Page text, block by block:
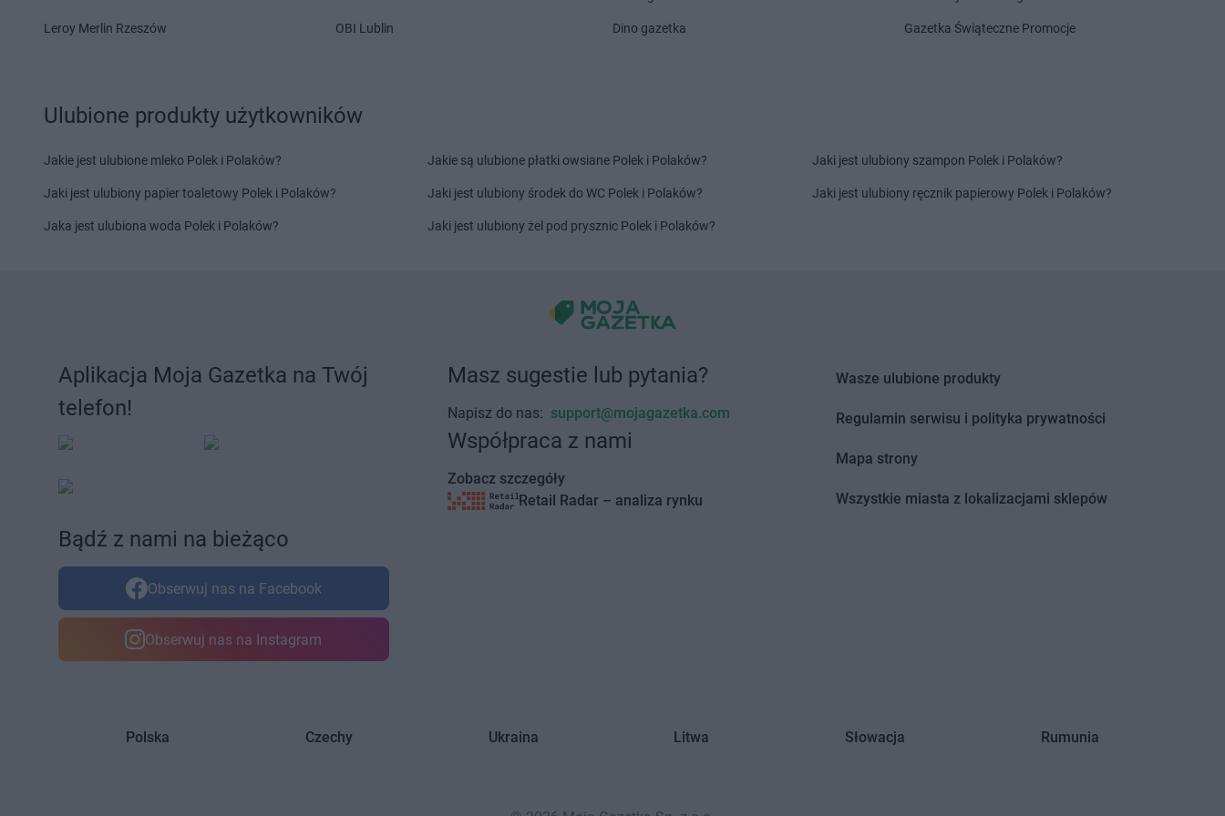
Hitpol Węglówka
Wiewiórka
Wola Piskulina
Leroy Merlin Rzeszów OBI Lublin Dino gazetka Gazetka Świąteczne Promocje
Ulubione produkty użytkowników
Jakie jest ulubione mleko Polek i Polaków?
Jaki jest ulubiony papier toaletowy Polek i Polaków?
Jaka jest ulubiona woda Polek i Polaków?
Jakie są ulubione płatki owsiane Polek i Polaków?
Jaki jest ulubiony środek do WC Polek i Polaków?
Jaki jest ulubiony żel pod prysznic Polek i Polaków?
Jaki jest ulubiony szampon Polek i Polaków?
Jaki jest ulubiony ręcznik papierowy Polek i Polaków?
Aplikacja Moja Gazetka na Twój
telefon!
Bądź z nami na bieżąco
Obserwuj nas na Facebook
Obserwuj nas na Instagram
Masz sugestie lub pytania?
Napisz do nas: support@mojagazetka.com
Współpraca z nami
Zobacz szczegóły
Retail Radar – analiza rynku
Wasze ulubione produkty
Regulamin serwisu i polityka prywatności
Mapa strony
Wszystkie miasta z lokalizacjami sklepów
Polska Czechy Ukraina Litwa Słowacja Rumunia